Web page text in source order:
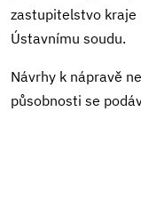
zastupitelstvo kraje
Ústavnímu soudu.
Návrhy k nápravě
působnosti se